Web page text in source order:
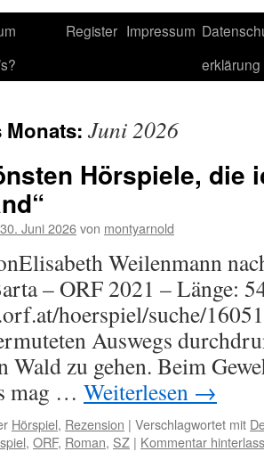
Register Impressum
erklärung
Juni 2026
Hörspiele, die
30. Juni 2026von montyarnold
Weilenmann
– ORF 2021 – Länge:
hoerspiel/suche/
Auswegs
Wald zu gehen. Beim
mag … Weiterlesen →
Hörspiel, Rezension | Verschlagwortet mit
, ORF, Roman, SZ | Kommentar